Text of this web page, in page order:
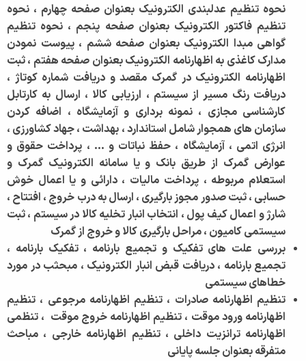
نحوه تنظیم عدلبندی الکترونیک بعنوان صفحه چهارم ، نحوه
تنظیم فاکتور الکترونیک بعنوان صفحه پنجم ، نحوه تنظیم
گواهی مبدا الکترونیک بعنوان صفحه ششم ، پیوست نمودن
مدارککاغذی به اظهارنامه الکترونیک بعنوان صفحه هفتم ، ثبت
اظهارنامه الکترونیک در گمرک مقصد و دریافت شماره کوتاژ ،
دریافت رنگ مسیر از سیستم ، ارزیابی کالا ، ارسال به کارتابل
کارشناسی مجازی ، نمونه برداری و آزمایشگاه ، اضافه کردن
سازمان های همجوار شامل استاندارد ، بهداشت ، جهاد کشاورزی ،
انرژی اتمی ، آزمایشگاه ، حفظ نباتات و ... ، پرداخت حقوق و
عوارض گمرک از طریق بانک و یا سامانه الکترونیک گمرک و
استعلام مربوطه ، پرداخت مالیات ، دارائی و یا اعمال خوش
حسابی ، ثبت صدور مجوز بارگیری ، ارسال به درب خروج ، افتتاح ،
شارژ و اعمال کیف پول ، انتخاب انبار تخلیه کالا در سیستم ، ثبت
سیستمی کامیون ، مراحل بارگیری کالا و خروج از گمرک
بررسی علت های تفکیک و تجمیع بارنامه ، تفکیک بارنامه ،
تجمیع بارنامه ، دریافت قبض انبار الکترونیک ، مبحثب در مورد
خطاهای سیستمی
تنظیم اظهارنامه صادرات ، تنظیم اظهارنامه مرجوعی ، تنظیم
اظهارنامه ورود موقت ، تنظیم اظهارنامه خروج موقت ، تنظمی
اظهارنامه ترانزیت داخلی ، تنظیم اظهارنامه خارجی ، مباحث
متفرقه بعنوان جلسه پایانی